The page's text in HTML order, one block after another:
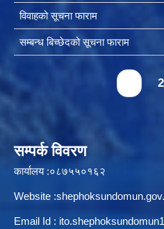
विवाहको सूचना फाराम
सम्बन्ध बिच्छेदको सूचना फाराम
सम्पर्क विवरण
कार्यालय :०८७५५०१६२
Website
Email Id :